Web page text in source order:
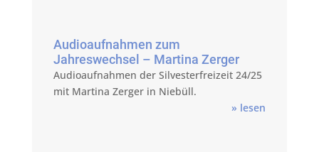
Audioaufnahmen zum
Jahreswechsel – Martina Zerger
Audioaufnahmen der Silvesterfreizeit 24/25
mit Martina Zerger in Niebüll.
» lesen